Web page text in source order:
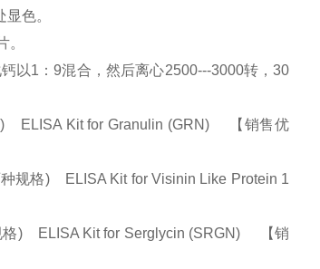
色。
以1：9混合，然后离心2500---3000转，30
ELISA Kit for Granulin (GRN) 【销售优
规格) ELISA Kit for Visinin Like Protein 1
格) ELISA Kit for Serglycin (SRGN) 【销